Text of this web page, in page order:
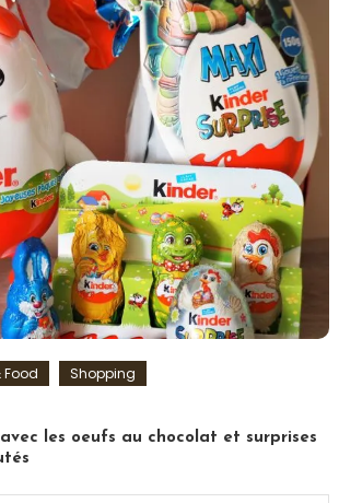
Food Shopping
avec les oeufs au chocolat et surprises